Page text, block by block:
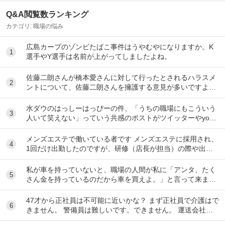
Q&A閲覧数ランキング
カテゴリ: 職場の悩み
1
広島カープのゾンビたばこ事件はうやむやになりますか。K
選手やY選手は名前が上がってしましたよね。
2
佐藤二朗さんが橋本愛さんに対して行ったとされるハラスメ
ントについて、佐藤二朗さんを擁護する意見が多いですよ
ね。 これは極端に言えば、 「ハラスメントでは...
3
水ダウのはっしーはっぴーの件、「うちの職場にもこういう
人いて笑えない」っていう共感のポストがツイッターやyout
ubeのコメント欄に多すぎてそっちに驚いて...
4
メンズエステで働いている者です メンズエステに採用され、
1回だけ出勤したのですが、研修（店長が担当）の際や出勤
時に「元々デリをやっていたなら」という理由で...
5
私が車を持っていないと、職場の人間が私に「アンタ、たく
さん金を持っているのだから車を買えよ。」と言って来ま
す。 でも なんで しんどい思いをして働いた金で...
6
47才から正社員は不可能に近いかな？ まず正社員で介護はで
きません。 警備員は難しいです。できません。 運送会社の
運転手は無理です。できません 過去にうつ...